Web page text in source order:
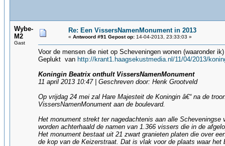
Wybe-
M2
Gast
Re: Een VissersNamenMonument in 2013
« Antwoord #91 Gepost op: 14-04-2013, 23:33:03 »
Voor de mensen die niet op Scheveningen wonen (waaronder
Geplukt van http://krant1.haagsekustmedia.nl/11/04/2013/
Koningin Beatrix onthult VissersNamenMonument
11 april 2013 10:47 | Geschreven door: Henk Grootveld
Op vrijdag 24 mei zal Hare Majesteit de Koningin â€“ na de
VissersNamenMonument aan de boulevard.
Het monument strekt ter nagedachtenis aan alle
worden achterhaald de namen van 1.366 vissers die in de
Het monument bestaat uit 21 zwart granieten platen die over
de kop van de Keizerstraat. Dat is vlak voor de plaats waar